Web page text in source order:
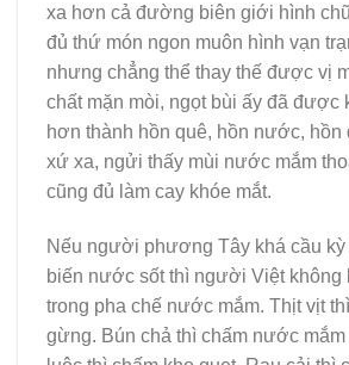
xa hơn cả đường biên giới hình
đủ thứ món ngon muôn hình vạn
nhưng chẳng thể thay thế được vị
chất mặn mòi, ngọt bùi ấy đã được
hơn thành hồn quê, hồn nước, hồn
xứ xa, ngửi thấy mùi nước mắm
cũng đủ làm cay khóe mắt.
Nếu người phương Tây khá cầu kỳ
biến nước sốt thì người Việt không
trong pha chế nước mắm. Thịt vịt
gừng. Bún chả thì chấm nước mắm